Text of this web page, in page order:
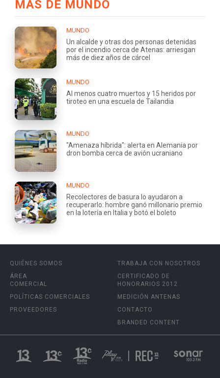
MÁS DE MUNDO
MUNDO
Un alcalde y otras dos personas detenidas
por el incendio cerca de Atenas: arriesgan
más de diez años de cárcel
MUNDO
Al menos cuatro muertos y 15 heridos por
tiroteo en una escuela de Tailandia
MUNDO
"Amenaza híbrida": alerta en Alemania por
dron bomba cerca de avión ucraniano
MUNDO
Recolectores de basura lo ayudaron a
recuperarlo: hombre ganó millonario premio
en la lotería en Italia y botó el boleto
QUIÉNES SOMOS
ÁREA
COMERCIAL
POLÍTICAS COMERCIALES
PROVEEDORES
TRABAJA CON NOSOTROS
CERTIFICADO DE
HONORARIOS 2012
MEDICIÓN ANTENAS
CONTACTO
BRANDED CONTENT